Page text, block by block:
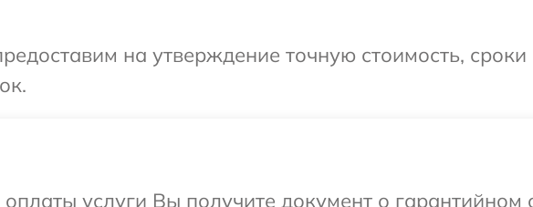
на утверждение точную стоимость,
услуги Вы получите документ о